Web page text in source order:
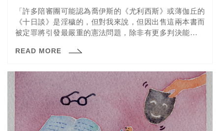
「許多陪審團可能認為喬伊斯的《尤利西斯》或薄伽丘的
《十日談》是淫穢的，但對我來說，但因出售這兩本書而
被定罪將引發最嚴重的憲法問題，除非有更多判決能說服
READ MORE